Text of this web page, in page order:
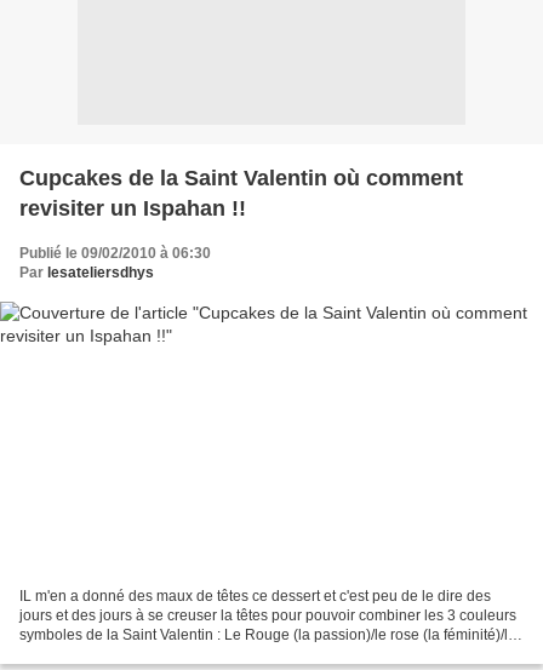
Cupcakes de la Saint Valentin où comment
revisiter un Ispahan !!
Publié le 09/02/2010 à 06:30
Par lesateliersdhys
IL m'en a donné des maux de têtes ce dessert et c'est peu de le dire des
jours et des jours à se creuser la têtes pour pouvoir combiner les 3 couleurs
symboles de la Saint Valentin : Le Rouge (la passion)/le rose (la féminité)/le